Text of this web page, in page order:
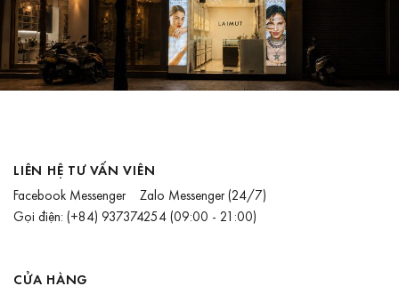
LIÊN HỆ TƯ VẤN VIÊN
Facebook Messenger Zalo Messenger(24/7)
Gọi điện: (+84) 937374254(09:00 - 21:00)
CỬA HÀNG